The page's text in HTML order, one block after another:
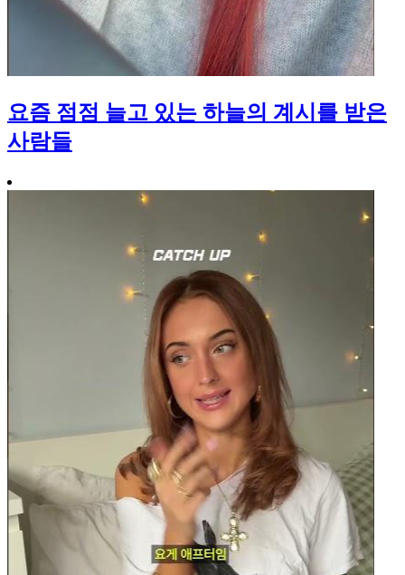
요즘 점점 늘고 있는 하늘의 계시를 받은
사람들